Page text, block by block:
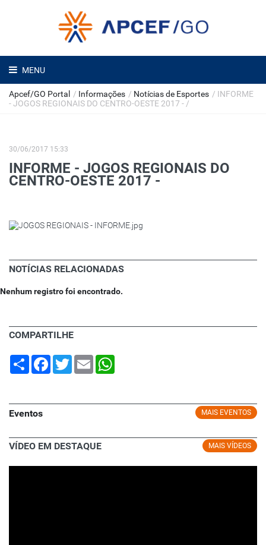
MENU
Apcef/GO Portal / Informações / Notícias de Esportes / INFORME
- JOGOS REGIONAIS DO CENTRO-OESTE 2017 - /
30/06/2017 15:33
INFORME - JOGOS REGIONAIS DO
CENTRO-OESTE 2017 -
NOTÍCIAS RELACIONADAS
Nenhum registro foi encontrado.
COMPARTILHE
Share Facebook
TwitterEmail
MAIS EVENTOS
Eventos
MAIS VÍDEOS
VÍDEO EM DESTAQUE